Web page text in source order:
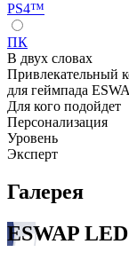
PS4™
ПК
В двух словах
Привлекательный
для геймпада
Для кого подойдет
Персонализация
Уровень
Эксперт
Галерея
ESWAP